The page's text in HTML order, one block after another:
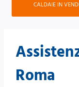
CALDAIE IN
Roma